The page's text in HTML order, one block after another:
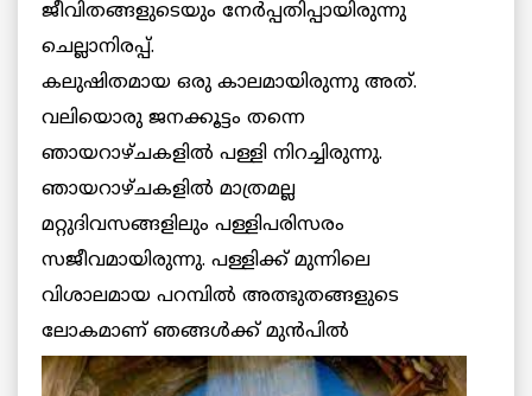
ജീവിതങ്ങളുടെയും നേര്‍പ്പതിപ്പായിരുന്നു
ചെല്ലാനിരപ്പ്.
കലുഷിതമായ ഒരു കാലമായിരുന്നു അത്.
വലിയൊരു ജനക്കൂട്ടം തന്നെ
ഞായറാഴ്ചകളില്‍ പള്ളി നിറച്ചിരുന്നു.
ഞായറാഴ്ചകളില്‍ മാത്രമല്ല
മറ്റുദിവസങ്ങളിലും പള്ളിപരിസരം
സജീവമായിരുന്നു. പള്ളിക്ക് മുന്നിലെ
വിശാലമായ പറമ്പില്‍ അത്ഭുതങ്ങളുടെ
ലോകമാണ് ഞങ്ങള്‍ക്ക് മുന്‍പില്‍